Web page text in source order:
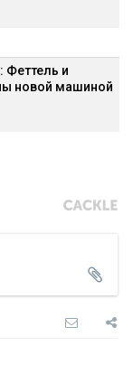
и
новой машиной